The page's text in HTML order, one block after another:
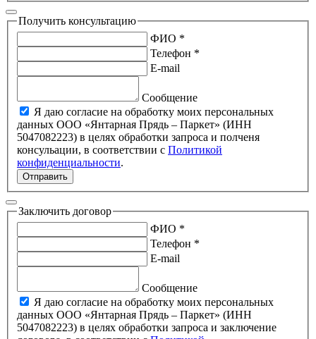
Получить консультацию
ФИО *
Телефон *
E-mail
Сообщение
Я даю согласие на обработку моих персональных
данных ООО «Янтарная Прядь – Паркет» (ИНН
5047082223) в целях обработки запроса и полченя
консульации, в соответствии с Политикой
конфиденциальности.
Отправить
Заключить договор
ФИО *
Телефон *
E-mail
Сообщение
Я даю согласие на обработку моих персональных
данных ООО «Янтарная Прядь – Паркет» (ИНН
5047082223) в целях обработки запроса и заключение